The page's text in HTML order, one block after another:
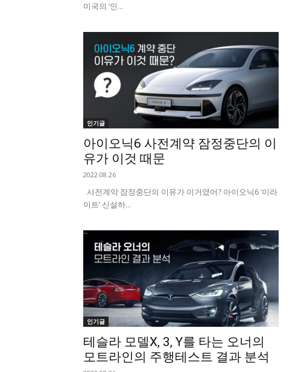
미국의 ‘인...
인기글
아이오닉6 사전계약 잠정중단의 이
유가 이것 때문
2022.08.26
사전계약 잠정중단의 이유가 이거였어? 아이오닉6 ‘이라
이트’ 신설하...
인기글
테슬라 모델X, 3, Y를 타는 오너의
모트라인의 주행테스트 결과 분석